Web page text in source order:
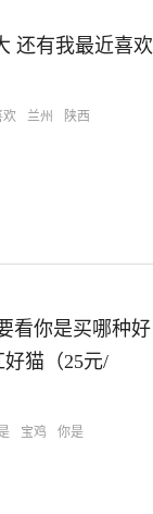
还有我最近喜欢
欢 兰州 陕西
看你是买哪种好
猫（25元/
宝鸡 你是